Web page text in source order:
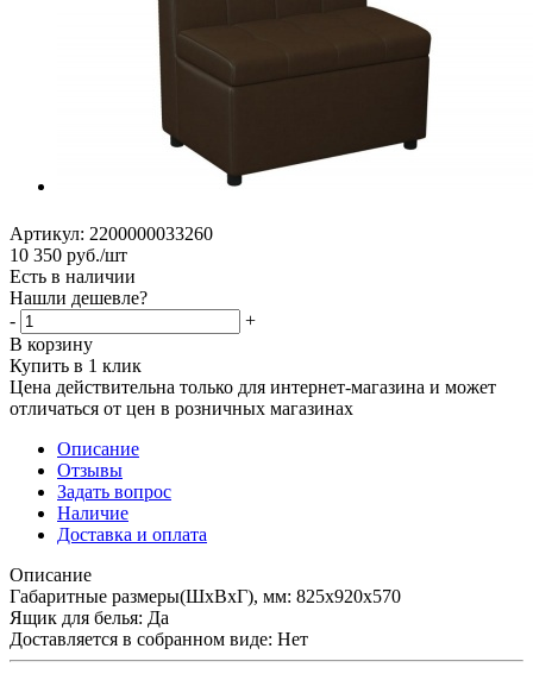
Артикул: 2200000033260
10 350 руб./шт
Есть в наличии
Нашли дешевле?
-
+
В корзину
Купить в 1 клик
Цена действительна только для интернет-магазина и может
отличаться от цен в розничных магазинах
Описание
Отзывы
Задать вопрос
Наличие
Доставка и оплата
Описание
Габаритные размеры(ШхВхГ), мм: 825х920х570
Ящик для белья: Да
Доставляется в собранном виде: Нет